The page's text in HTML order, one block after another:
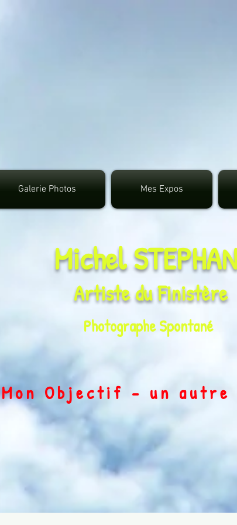
Galerie Photos Mes Expos
Michel STEPHAN
Artiste duFinistère
Photographe Spontané
Objectif - un autre